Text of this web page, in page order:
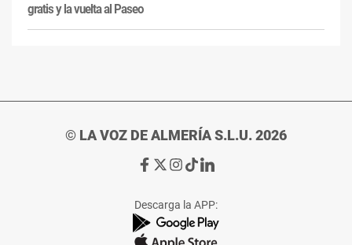
gratis y la vuelta al Paseo
© LA VOZ DE ALMERÍA S.L.U. 2026
Ir
de
La
Ir
de
La
Ir
de
La
Ir
de
La
Ir
de
La
Descarga la APP: